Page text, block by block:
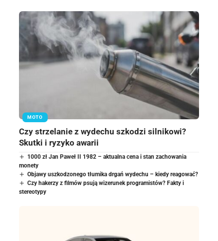
MOTO
Czy strzelanie z wydechu szkodzi silnikowi?
Skutki i ryzyko awarii
1000 zł Jan Paweł II 1982 – aktualna cena i stan zachowania
monety
Objawy uszkodzonego tłumika drgań wydechu – kiedy reagować?
Czy hakerzy z filmów psują wizerunek programistów? Fakty i
stereotypy